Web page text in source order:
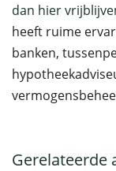
dan hier
heeft ruime
banken,
Gerelateerde